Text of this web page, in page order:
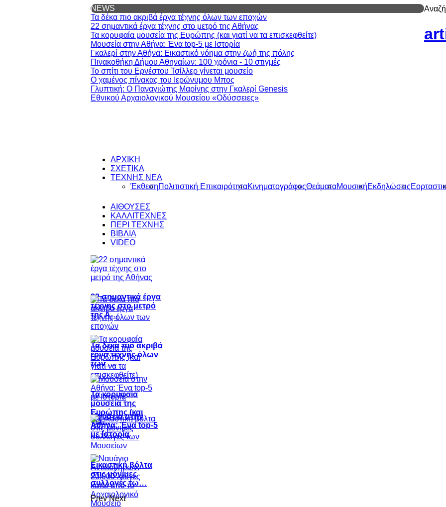
NEWS
Τα δέκα πιο ακριβά έργα τέχνης όλων των εποχών
22 σημαντικά έργα τέχνης στο μετρό της Αθήνας
Τα κορυφαία μουσεία της Ευρώπης (και γιατί να τα επισκεφθείτε)
Μουσεία στην Αθήνα: Ένα top-5 με Ιστορία
Γκαλερί στην Αθήνα: Εικαστικό νόημα στην ζωή της πόλης
Πινακοθήκη Δήμου Αθηναίων: 100 χρόνια - 10 στιγμές
Το σπίτι του Ερνέστου Τσίλλερ γίνεται μουσείο
Ο χαμένος πίνακας του Ιερώνυμου Μπος
Γλυπτική: Ο Παναγιώτης Μαρίνης στην Γκαλερί Genesis
Εθνικού Αρχαιολογικού Μουσείου «Οδύσσειες»
ΑΡΧΙΚΗ
ΣΧΕΤΙΚΑ
ΤΕΧΝΗΣ ΝΕΑ
ΈκθεσηΠολιτιστική ΕπικαιρότηταΚινηματογράφοςΘεάματαΜουσικήΕκδηλώσεις
ΑΙΘΟΥΣΕΣ
ΚΑΛΛΙΤΕΧΝΕΣ
ΠΕΡΙ ΤΕΧΝΗΣ
ΒΙΒΛΙΑ
VIDEO
22 σημαντικά έργα
τέχνης στο μετρό
της Α…
Τα δέκα πιο ακριβά
έργα τέχνης όλων
των …
Τα κορυφαία
μουσεία της
Ευρώπης (και
για…
Μουσεία στην
Αθήνα: Ένα top-5
με Ιστορία
Εικαστική βόλτα
στις μόνιμες
συλλογές τω…
Prev Next